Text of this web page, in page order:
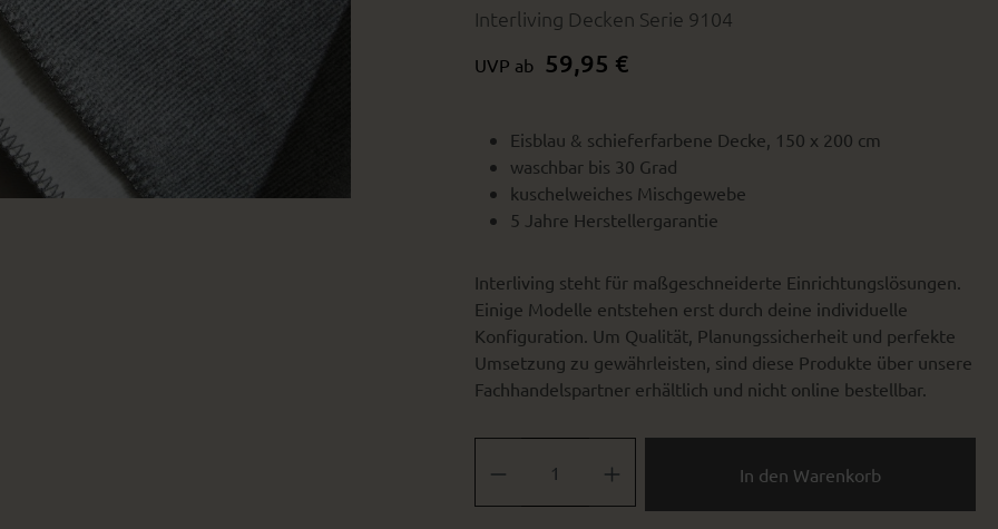
Interliving Decken Serie 9104
UVP ab 59,95 €
Eisblau & schieferfarbene Decke, 150 x 200 cm
waschbar bis 30 Grad
kuschelweiches Mischgewebe
5 Jahre Herstellergarantie
Interliving steht für maßgeschneiderte Einrichtungslösungen.
Einige Modelle entstehen erst durch deine individuelle
Konfiguration. Um Qualität, Planungssicherheit und perfekte
Umsetzung zu gewährleisten, sind diese Produkte über unsere
Fachhandelspartner erhältlich und nicht online bestellbar.
In den Warenkorb